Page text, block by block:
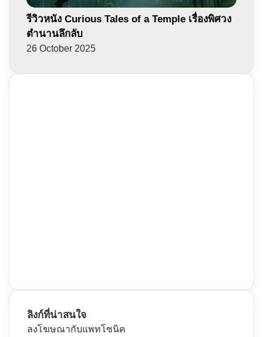
รีวิวหนัง Curious Tales of a Temple เรื่องพิศวง
ตำนานลึกลับ
26 October 2025
ลิงก์ที่น่าสนใจ
ลงโฆษณากับแพทโซนิค